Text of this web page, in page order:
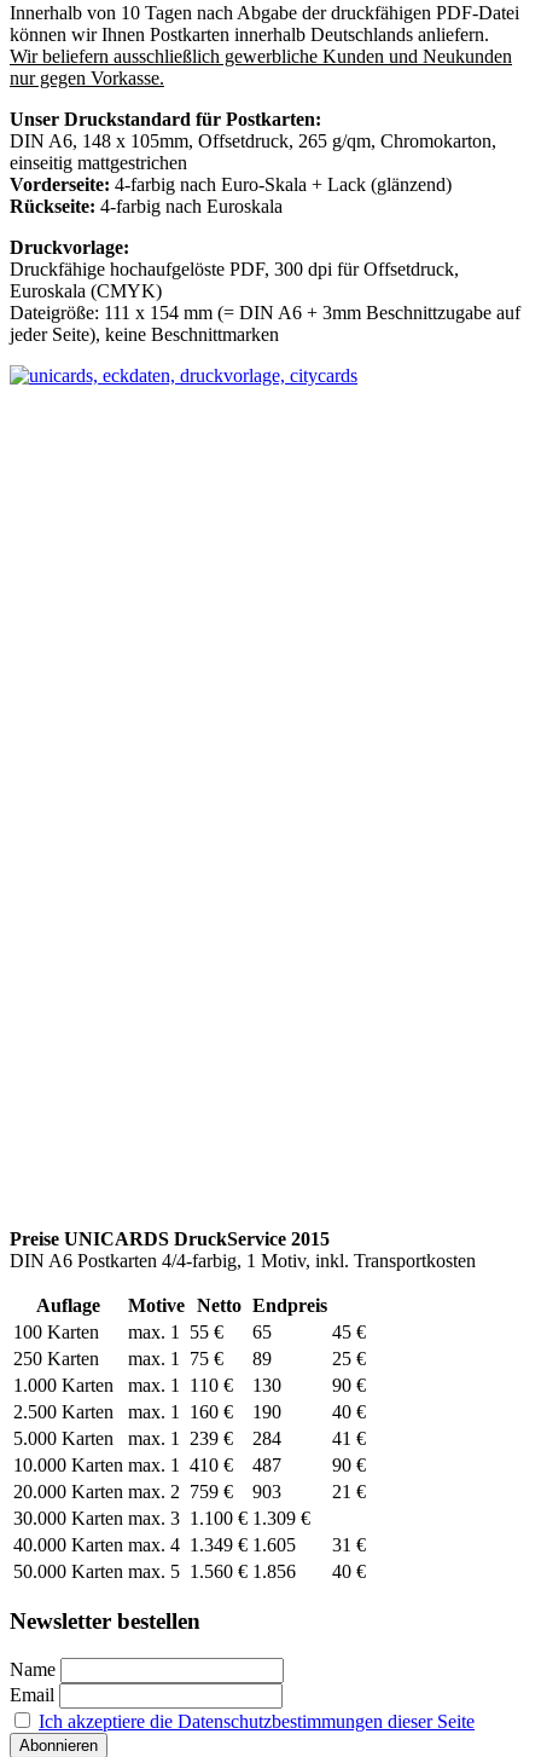
Innerhalb von 10 Tagen nach Abgabe der druckfähigen PDF-Datei
können wir Ihnen Postkarten innerhalb Deutschlands anliefern.
Wir beliefern ausschließlich gewerbliche Kunden und Neukunden
nur gegen Vorkasse.
Unser Druckstandard für Postkarten:
DIN A6, 148 x 105mm, Offsetdruck, 265 g/qm, Chromokarton,
einseitig mattgestrichen
Vorderseite: 4-farbig nach Euro-Skala + Lack (glänzend)
Rückseite: 4-farbig nach Euroskala
Druckvorlage:
Druckfähige hochaufgelöste PDF, 300 dpi für Offsetdruck,
Euroskala (CMYK)
Dateigröße: 111 x 154 mm (= DIN A6 + 3mm Beschnittzugabe auf
jeder Seite), keine Beschnittmarken
Preise UNICARDS DruckService 2015
DIN A6 Postkarten 4/4-farbig, 1 Motiv, inkl. Transportkosten
Auflage Motive Netto Endpreis
100 Karten
max. 1 55 € 65
45 €
250 Karten
max. 1 75 € 89
25 €
1.000 Karten
max. 1 110 € 130
90 €
2.500 Karten
max. 1 160 € 190
40 €
5.000 Karten
max. 1 239 € 284
41 €
10.000 Karten max. 1 410 € 487
90 €
20.000 Karten max. 2 759 € 903
21 €
30.000 Karten max. 3 1.100 € 1.309 €
40.000 Karten max. 4 1.349 € 1.605
31 €
50.000 Karten max. 5 1.560 € 1.856 40 €
Newsletter bestellen
Name
Email
Ich akzeptiere die Datenschutzbestimmungen dieser Seite